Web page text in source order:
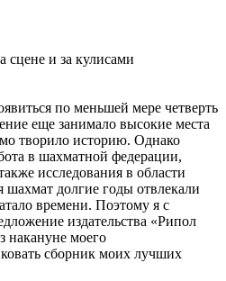
по меньшей мере четверть
еще занимало высокие места
творило историю. Однако
в шахматной федерации,
исследования в области
долгие годы отвлекали
времени. Поэтому я с
издательства «Рипол
накануне моего
сборник моих лучших